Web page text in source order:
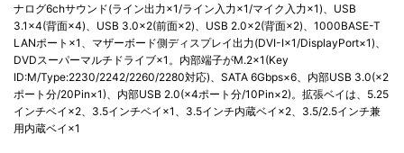
ナログ6chサウンド(ライン出力×1/ライン入力×1/マイク入力×1)、USB
3.1×4(背面×4)、USB 3.0×2(前面×2)、USB 2.0×2(背面×2)、1000BASE-T
LANポート×1、マザーボード側ディスプレイ出力(DVI-I×1/DisplayPort×1)、
DVDスーパーマルチドライブ×1。内部端子がM.2×1(Key
ID:M/Type:2230/2242/2260/2280対応)、SATA 6Gbps×6、内部USB 3.0(×2
ポート分/20Pin×1)、内部USB 2.0(×4ポート分/10Pin×2)。拡張ベイは、5.25
インチベイ×2、3.5インチベイ×1、3.5インチ内蔵ベイ×2、3.5/2.5インチ兼
用内蔵ベイ×1